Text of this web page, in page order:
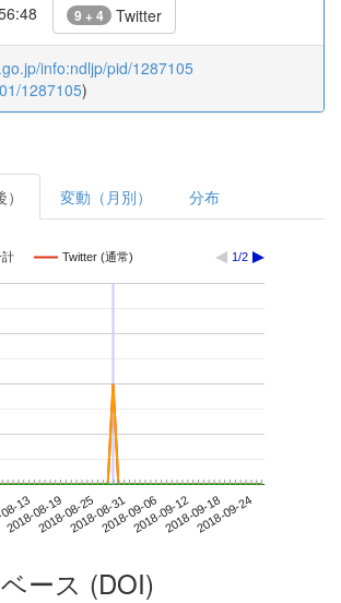
9 + 4 Twitter
info:ndljp/pid/1287105
1287105)
変動（月別） 分布
計 Twitter (通常) 1/2
13
2018-08-192018-08-252018-08-312018-09-062018-09-122018-09-182018-09-24
ース (DOI)